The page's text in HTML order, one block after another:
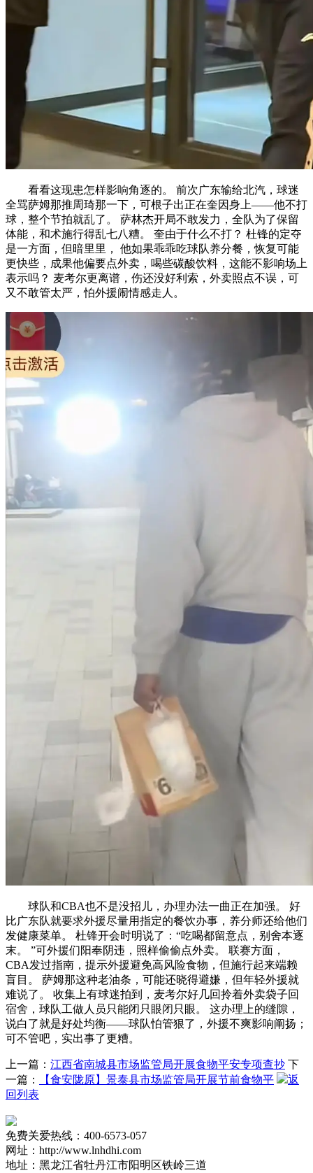
看看这现患怎样影响角逐的。 前次广东输给北汽，球迷
全骂萨姆那推周琦那一下，可根子出正在奎因身上——他不打
球，整个节拍就乱了。 萨林杰开局不敢发力，全队为了保留
体能，和术施行得乱七八糟。 奎由于什么不打？ 杜锋的定夺
是一方面，但暗里里， 他如果乖乖吃球队养分餐，恢复可能
更快些，成果他偏要点外卖，喝些碳酸饮料，这能不影响场上
表示吗？ 麦考尔更离谱，伤还没好利索，外卖照点不误，可
又不敢管太严，怕外援闹情感走人。
球队和CBA也不是没招儿，办理办法一曲正在加强。 好
比广东队就要求外援尽量用指定的餐饮办事，养分师还给他们
发健康菜单。 杜锋开会时明说了：“吃喝都留意点，别舍本逐
末。 ”可外援们阳奉阴违，照样偷偷点外卖。 联赛方面，
CBA发过指南，提示外援避免高风险食物，但施行起来端赖
盲目。 萨姆那这种老油条，可能还晓得避嫌，但年轻外援就
难说了。 收集上有球迷拍到，麦考尔好几回拎着外卖袋子回
宿舍，球队工做人员只能闭只眼闭只眼。 这办理上的缝隙，
说白了就是好处均衡——球队怕管狠了，外援不爽影响阐扬；
可不管吧，实出事了更糟。
上一篇： 江西省南城县市场监管局开展食物平安专项查抄 下
一篇：
【食安陇原】景泰县市场监管局开展节前食物平
返
回列表
免费关爱热线：400-6573-057
网址：http://www.lnhdhi.com
地址：黑龙江省牡丹江市阳明区铁岭三道